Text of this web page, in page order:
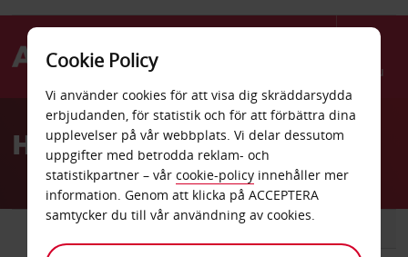
Menu
AvisHyrbil Rennes
BIL
Cookie Policy
Vi använder cookies för att visa dig skräddarsydda
erbjudanden, för statistik och för att förbättra dina
upplevelser på vår webbplats. Vi delar dessutom
uppgifter med betrodda reklam- och
statistikpartner – vår cookie-policy innehåller mer
information. Genom att klicka på ACCEPTERA
samtycker du till vår användning av cookies.